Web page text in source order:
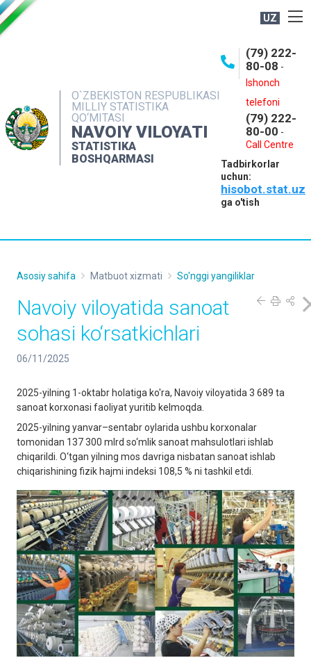
UZ
O`ZBEKISTON RESPUBLIKASI
MILLIY STATISTIKA
QO‘MITASI
NAVOIY VILOYATI
STATISTIKA
BOSHQARMASI
(79) 222-
80-08 -
Ishonch
telefoni
(79) 222-
80-00 -
Call Centre
Tadbirkorlar
uchun:
hisobot.stat.uz
ga o'tish
OCHIQ MA'LUMOTLAR
INTERAKTIV XIZMATLAR
MUROJAATLAR
Asosiy sahifa Matbuot xizmati So'nggi yangiliklar
Navoiy viloyatida sanoat
sohasi ko‘rsatkichlari
06/11/2025
2025-yilning 1-oktabr holatiga ko'ra, Navoiy viloyatida 3 689 ta
sanoat korxonasi faoliyat yuritib kelmoqda.
2025-yilning yanvar–sentabr oylarida ushbu korxonalar
tomonidan 137 300 mlrd so‘mlik sanoat mahsulotlari ishlab
chiqarildi. O‘tgan yilning mos davriga nisbatan sanoat ishlab
chiqarishining fizik hajmi indeksi 108,5 % ni tashkil etdi.